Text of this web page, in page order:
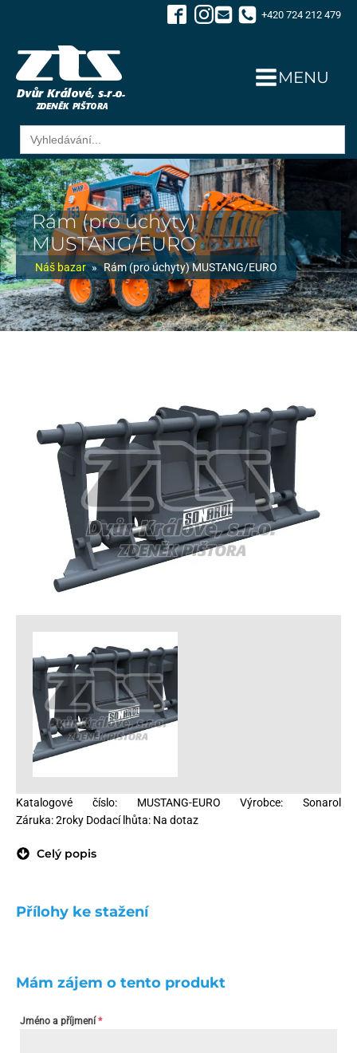
+420 724 212 479
MENU
Search
for:
Rám (pro úchyty)
MUSTANG/EURO
Náš bazar » Rám (pro úchyty) MUSTANG/EURO
Katalogové číslo: MUSTANG-EURO Výrobce: Sonarol
Záruka: 2roky Dodací lhůta: Na dotaz
Celý popis
Přílohy ke stažení
Mám zájem o tento produkt
Jméno a příjmení *